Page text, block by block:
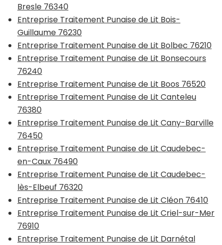
Bresle 76340
Entreprise Traitement Punaise de Lit Bois-
Guillaume 76230
Entreprise Traitement Punaise de Lit Bolbec 76210
Entreprise Traitement Punaise de Lit Bonsecours
76240
Entreprise Traitement Punaise de Lit Boos 76520
Entreprise Traitement Punaise de Lit Canteleu
76380
Entreprise Traitement Punaise de Lit Cany-Barville
76450
Entreprise Traitement Punaise de Lit Caudebec-
en-Caux 76490
Entreprise Traitement Punaise de Lit Caudebec-
lès-Elbeuf 76320
Entreprise Traitement Punaise de Lit Cléon 76410
Entreprise Traitement Punaise de Lit Criel-sur-Mer
76910
Entreprise Traitement Punaise de Lit Darnétal